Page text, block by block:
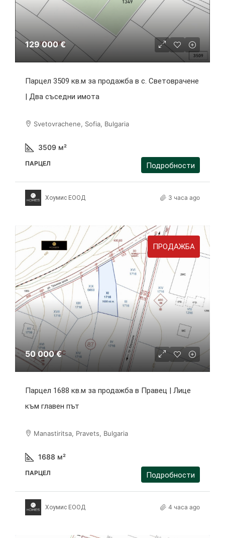
129 000 €
Парцел 3509 кв.м за продажба в с. Световрачене
| Два съседни имота
Svetovrachene, Sofia, Bulgaria
3509 м²
ПАРЦЕЛ Подробности
Хоумис ЕООД 3 часа ago
ПРОДАЖБА
50 000 €
Парцел 1688 кв.м за продажба в Правец | Лице
към главен път
Manastiritsa, Pravets, Bulgaria
1688 м²
ПАРЦЕЛ Подробности
Хоумис ЕООД 4 часа ago